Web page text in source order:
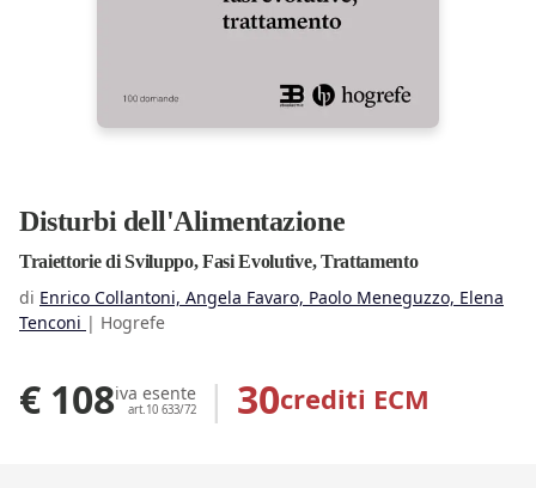
Disturbi dell'Alimentazione
Traiettorie di Sviluppo, Fasi Evolutive, Trattamento
di Enrico Collantoni, Angela Favaro, Paolo Meneguzzo, Elena
Tenconi | Hogrefe
€ 108iva esente
art.10 633/72 | 30crediti ECM